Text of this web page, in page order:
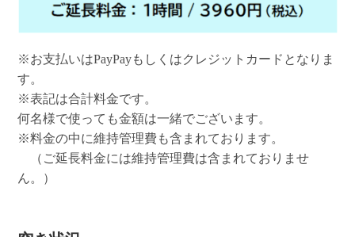
※お支払いはPayPayもしくはクレジットカードとなりま
す。
※表記は合計料金です。
何名様で使っても金額は一緒でございます。
※料金の中に維持管理費も含まれております。
（ご延長料金には維持管理費は含まれておりませ
ん。）